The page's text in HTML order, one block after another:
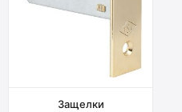
Защелки